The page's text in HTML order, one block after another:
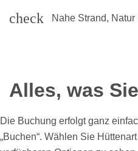
check Nahe Strand, Natur
Alles, was
Die Buchung erfolgt ganz
„Buchen“. Wählen Sie